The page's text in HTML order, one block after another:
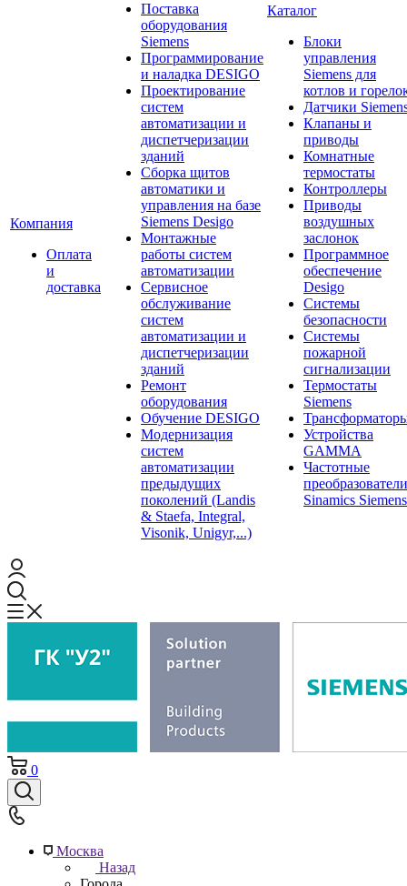
Компания
Оплата
и
доставка
Поставка
оборудования
Siemens
Программирование
и наладка DESIGO
Проектирование
систем
автоматизации и
диспетчеризации
зданий
Сборка щитов
автоматики и
управления на базе
Siemens Desigo
Монтажные
работы систем
автоматизации
Сервисное
обслуживание
систем
автоматизации и
диспетчеризации
зданий
Ремонт
оборудования
Обучение DESIGO
Модернизация
систем
автоматизации
предыдущих
поколений (Landis
& Staefa, Integral,
Visonik, Unigyr,...)
Каталог
Блоки
управления
Siemens для
котлов и
Датчики
Клапаны и
приводы
Комнатные
термостаты
Контроллеры
Приводы
воздушных
заслонок
Программное
обеспечение
Desigo
Системы
безопасности
Системы
пожарной
сигнализации
Термостаты
Siemens
Устройства
GAMMA
Частотные
преобразователи
Sinamics Siemens
0
Москва
Назад